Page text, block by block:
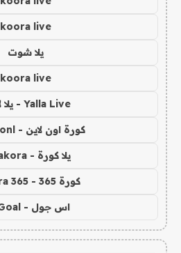
koora live
يلا شوت
koora live
Yalla Live - يلا لايف
كورة اون لاين - koora onl
يلا كورة - yallakora
كورة 365 - kooora 365
اس جول - AS Goal